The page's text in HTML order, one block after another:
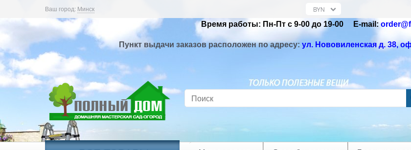
Ваш город: Минск
Время работы: Пн-Пт с 9-00 до 19-00 Е-mail:
Пункт выдачи заказов расположен по адресу: ул. Нововиленская д. 38,